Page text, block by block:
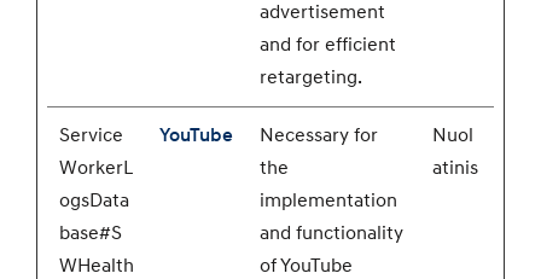
advertisement
and for efficient
retargeting.
Service
WorkerL
ogsData
base#S
WHealth
YouTube
Necessary for
the
implementation
and functionality
of YouTube
Nuol
atinis